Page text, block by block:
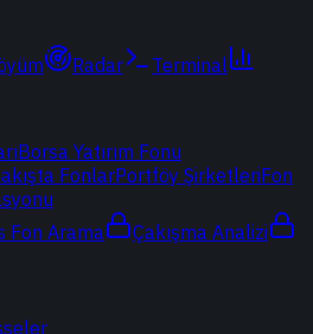
Radar
Terminal
Borsa Yatırım Fonu
FonlarPortföy ŞirketleriFon
Fon Arama
Çakışma Analizi